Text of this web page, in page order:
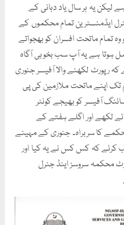
لیکن یہ ہر سال یاد دہانی کے
ایڈمنسٹرین تمام محکموں کے
تمام ماتحت افسران کو بھجواتے
ہوتا ہے یہ آپ سب بخوبی آگاہ
رپورٹ لکھنے والا آفیسر جنوری
اپنے ماتحت ملازمین کی پی
آفیسر کو بھیجے کونٹر
لکھے اور اگلے ہفتے کے
کا سربراہ۔ جنوری کے مہینے
کرئے کہ کس کس نے یہ کیا اور
محکمہ سروسز اینڈ جنرل